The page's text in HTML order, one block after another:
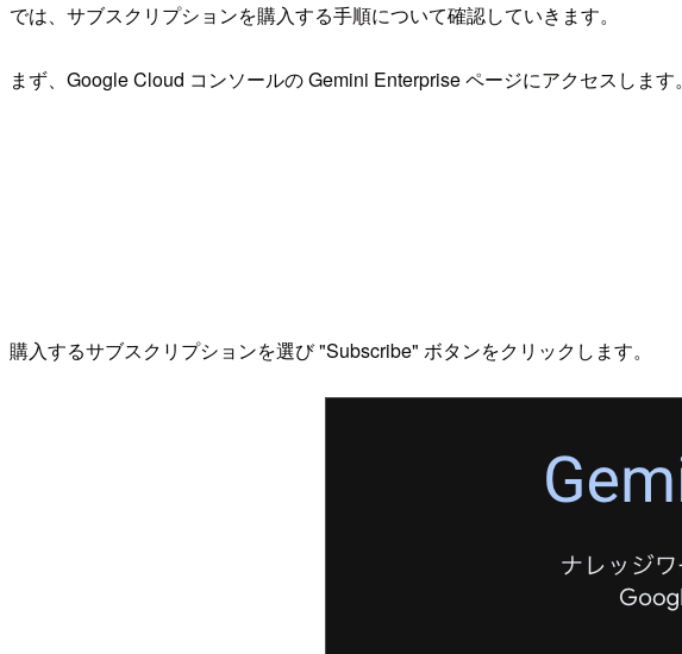
では、サブスクリプションを購入する手順について確認していきます。
まず、Google Cloud コンソールの Gemini Enterprise ページにアクセスします。
購入するサブスクリプションを選び "Subscribe" ボタンをクリックします。